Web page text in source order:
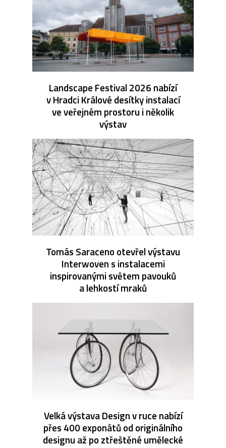
Landscape Festival 2026 nabízí
v Hradci Králové desítky instalací
ve veřejném prostoru i několik
výstav
Tomás Saraceno otevřel výstavu
Interwoven s instalacemi
inspirovanými světem pavouků
a lehkostí mraků
Velká výstava Design v ruce nabízí
přes 400 exponátů od originálního
designu až po ztřeštěné umělecké